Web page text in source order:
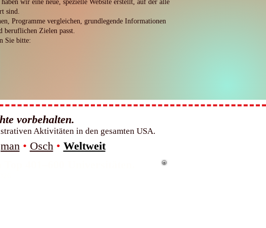
wir eine neue, spezielle Website erstellt, auf der alle
sind.
Programme vergleichen, grundlegende Informationen
beruflichen Zielen passt.
Sie bitte:
vorbehalten.
Aktivitäten in den gesamten USA.
• Osch • Weltweit